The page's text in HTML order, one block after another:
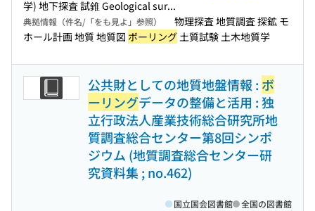
学) 地下探査 試錐 Geological sur...
典拠情報（件名/「をも見よ」参照）
物理探査 地質調査 探鉱 モ
ホール計画 地質 地質図 ボーリング土質試験 土木地質学
公共財としての地質地盤情報 : ボ
ーリングデータの整備と活用 : 独
立行政法人産業技術総合研究所地
質調査総合センター第8回シンポ
ジウム (地質調査総合センター研
究資料集 ; no.462)
国立国会図書館 全国の図書館